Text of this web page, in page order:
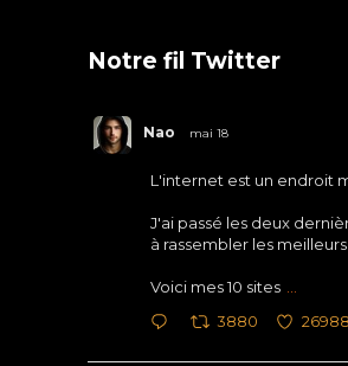
Notre fil Twitter
Nao mai 18
L'internet est un endroit
J'ai passé les deux
à rassembler les meilleurs
Voici mes 10 sites
3880 26988